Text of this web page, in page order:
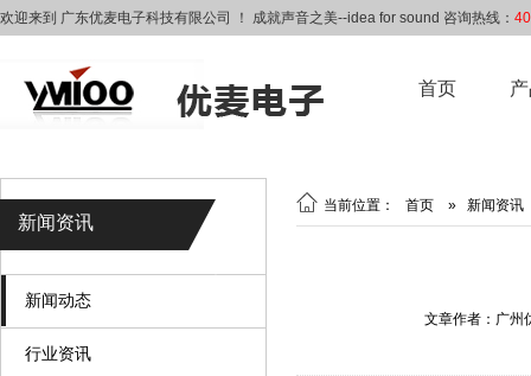
欢迎来到 广东优麦电子科技有限公司 ！ 成就声音之美--idea for sound 咨询热线：
首页
新闻资讯
新闻动态
行业资讯
 当前位置： 首页 » 新闻资讯
文章作者：广州